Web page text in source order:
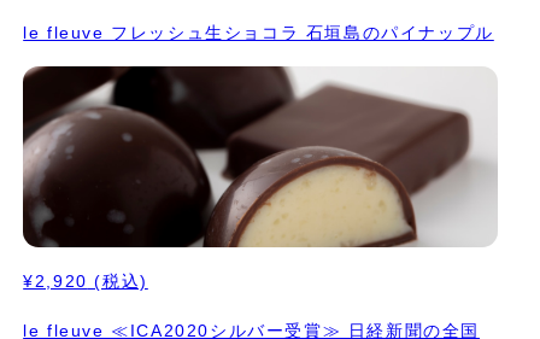
le fleuve フレッシュ生ショコラ 石垣島のパイナップル
¥2,920 (税込)
le fleuve ≪ICA2020シルバー受賞≫ 日経新聞の全国